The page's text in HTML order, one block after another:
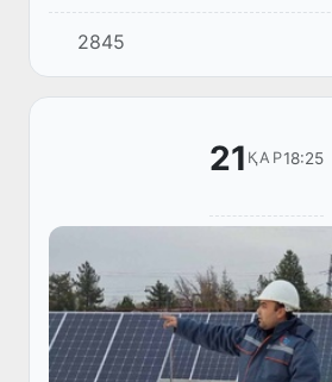
жылу электрлік және қуаты
болған 1 күн фотоэлектр
қосылды.
2845
21 ҚАР18:25